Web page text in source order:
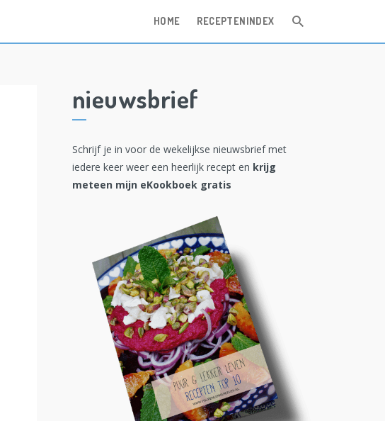
HOME RECEPTENINDEX
nieuwsbrief
Schrijf je in voor de wekelijkse nieuwsbrief met
iedere keer weer een heerlijk recept en krijg
meteen mijn eKookboek gratis